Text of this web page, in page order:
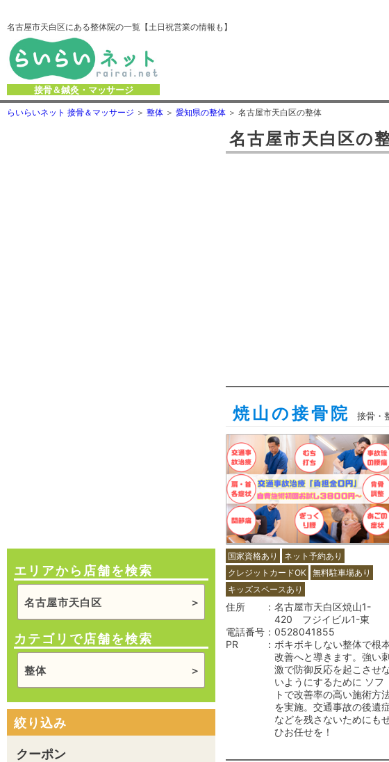
名古屋市天白区にある整体院の一覧【土日祝営業の情報も】
接骨＆鍼灸・マッサージ
らいらいネット 接骨＆マッサージ 整体 愛知県の整体 名古屋市天白区の整体
エリアから店舗を検索
名古屋市天白区
カテゴリで店舗を検索
整体
絞り込み
クーポン
名古屋市天白区の
焼山の接骨院 接骨・
国家資格あり
ネット予約あり
クレジットカードOK 無料駐車場あり
キッズスペースあり
住所
名古屋市天白区焼山1-
420 フジイビル1-東
電話番号
0528041855
PR
ボキボキしない整体で根
改善へと導きます。強い
激で防御反応を起こさせ
いようにするために ソフ
トで改善率の高い施術方
を実施。交通事故の後遺
などを残さないためにも
ひお任せを！